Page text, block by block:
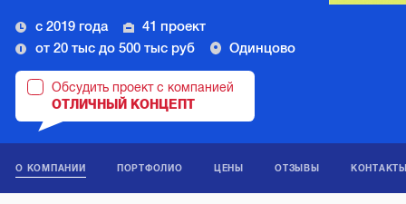
с 2019 года
41 проект
от 20 тыс до 500 тыс руб
Одинцово
Обсудить проект с компанией
ОТЛИЧНЫЙ КОНЦЕПТ
О КОМПАНИИ ПОРТФОЛИО ЦЕНЫ ОТЗЫВЫ